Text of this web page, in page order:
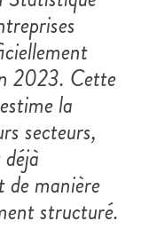
2023. Cette
la
secteurs,
de manière
structuré.